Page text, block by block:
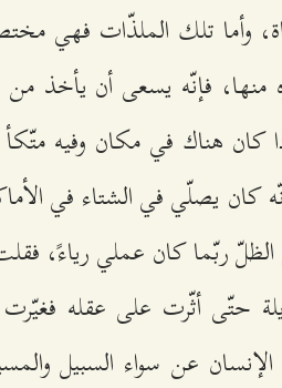
تلك الملذّات فهي
فإنّه يسعى أن يأخذ من
كان هناك في مكان وفيه
يصلّي في الشتاء في
ربّما كان عملي رياءً،
أثّرت على عقله فغيّرت
عن سواء السبيل